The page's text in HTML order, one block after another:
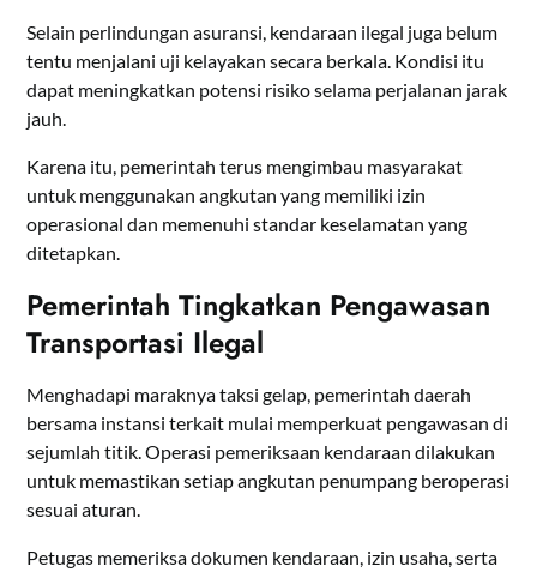
Selain perlindungan asuransi, kendaraan ilegal juga belum
tentu menjalani uji kelayakan secara berkala. Kondisi itu
dapat meningkatkan potensi risiko selama perjalanan jarak
jauh.
Karena itu, pemerintah terus mengimbau masyarakat
untuk menggunakan angkutan yang memiliki izin
operasional dan memenuhi standar keselamatan yang
ditetapkan.
Pemerintah Tingkatkan Pengawasan
Transportasi Ilegal
Menghadapi maraknya taksi gelap, pemerintah daerah
bersama instansi terkait mulai memperkuat pengawasan di
sejumlah titik. Operasi pemeriksaan kendaraan dilakukan
untuk memastikan setiap angkutan penumpang beroperasi
sesuai aturan.
Petugas memeriksa dokumen kendaraan, izin usaha, serta